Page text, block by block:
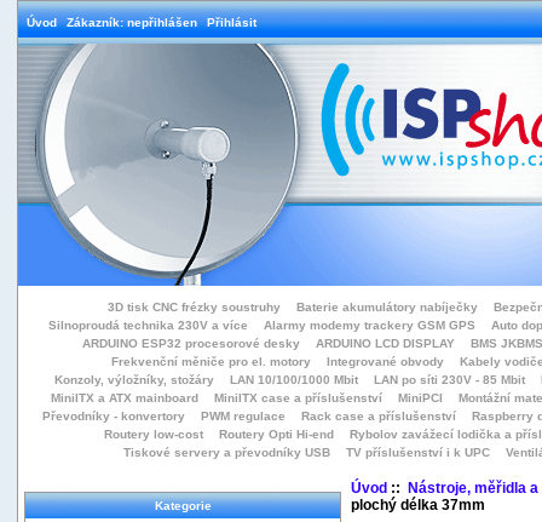
Úvod Zákazník: nepřihlášen Přihlásit
3D tisk CNC frézky soustruhy Baterie akumulátory nabíječky
Silnoproudá technika 230V a více
Alarmy modemy trackery GSM GPS
Auto
ARDUINO ESP32 procesorové desky
ARDUINO LCD DISPLAY
BMS
Frekvenční měniče pro el. motory
Integrované obvody
Kabely
Konzoly, výložníky, stožáry
LAN 10/100/1000 Mbit LAN po síti 230V - 85 Mbit
MiniITX a ATX mainboard
MiniITX case a příslušenství MiniPCI
Montážní
Převodníky - konvertory
PWM regulace Rack case a příslušenství
Raspberry
Routery low-cost
Routery Opti Hi-end
Rybolov zavážecí lodička a přísl
Tiskové servery a převodníky USB
TV příslušenství i k UPC
Kategorie
Úvod:: Nástroje, měřidla a
plochý délka 37mm